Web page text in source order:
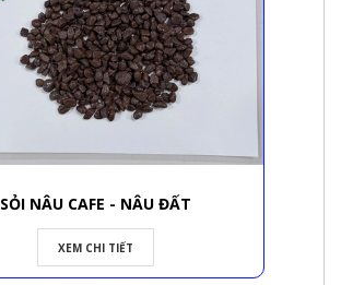
SỎI NÂU CAFE - NÂU ĐẤT
XEM CHI TIẾT